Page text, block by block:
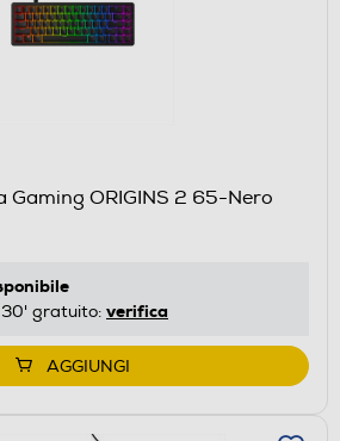
Gaming ORIGINS 2 65-Nero
30' gratuito: verifica
AGGIUNGI